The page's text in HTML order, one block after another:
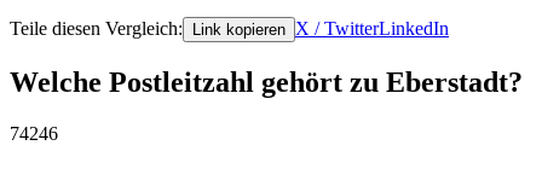
Teile diesen Vergleich: Link kopieren X / TwitterLinkedIn
Welche Postleitzahl gehört zu Eberstadt?
74246